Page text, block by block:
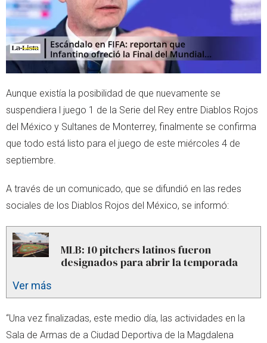
Aunque existía la posibilidad de que nuevamente se
suspendiera l juego 1 de la Serie del Rey entre Diablos Rojos
del México y Sultanes de Monterrey, finalmente se confirma
que todo está listo para el juego de este miércoles 4 de
septiembre.
A través de un comunicado, que se difundió en las redes
sociales de los Diablos Rojos del México, se informó:
MLB: 10 pitchers latinos fueron
designados para abrir la temporada
Ver más
“Una vez finalizadas, este medio día, las actividades en la
Sala de Armas de a Ciudad Deportiva de la Magdalena